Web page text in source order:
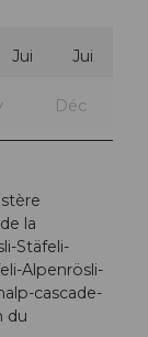
Jui Jui
Déc
la
Stäfeli-
Alpenrösli-
cascade-
du